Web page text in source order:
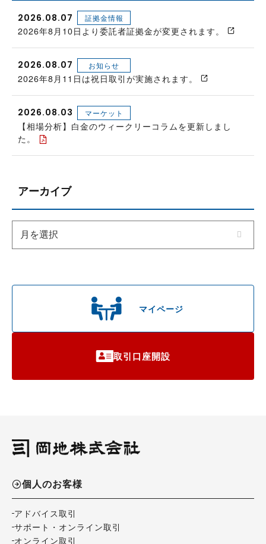
マイページ
取引口座開設
2026.08.07 証拠金情報
2026年8月10日より委託者証拠金が変更されます。
2026.08.07 お知らせ
2026年8月11日は祝日取引が実施されます。
2026.08.03 マーケット
【相場分析】白金のウィークリーコラムを更新しまし
た。
アーカイブ
個人のお客様
アドバイス取引
サポート・オンライン取引
オンライン取引